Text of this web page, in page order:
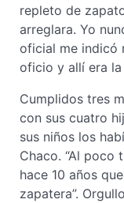
repleto de
arreglara. Yo
oficial me indicó
oficio y allí era la
Cumplidos tres
con sus cuatro
sus niños los
Chaco. “Al poco
hace 10 años
zapatera”.